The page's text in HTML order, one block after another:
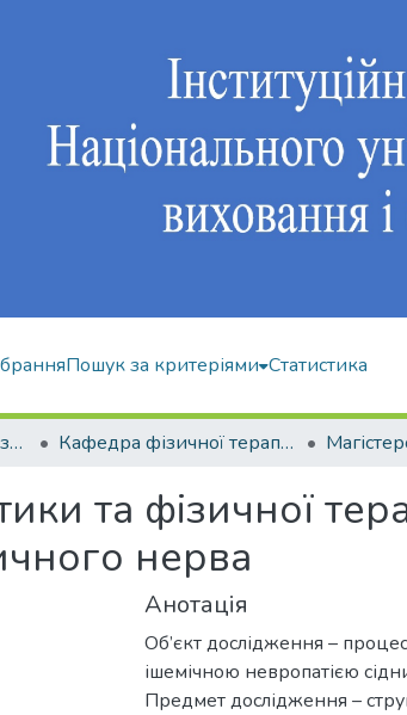
Пошук за критеріями Статистика
Кваліфікаційні роботи здобувачів вищої освіти Кафедра фізичної терапії та ерготерапії
та фізичної
нерва
Анотація
Об’єкт дослідження – процес
ішемічною невропатією
Предмет дослідження –